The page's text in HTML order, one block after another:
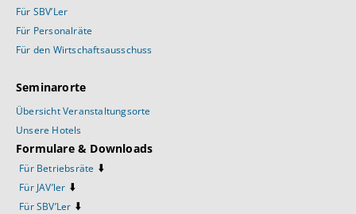
Für SBV’Ler
Für Personalräte
Für den Wirtschaftsausschuss
Seminarorte
Übersicht Veranstaltungsorte
Unsere Hotels
Formulare & Downloads
Für Betriebsräte ⬇️
Für JAV’ler ⬇️
Für SBV’Ler ⬇️